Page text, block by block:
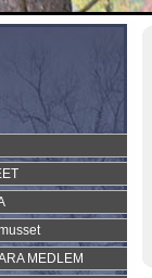
MEDLEM